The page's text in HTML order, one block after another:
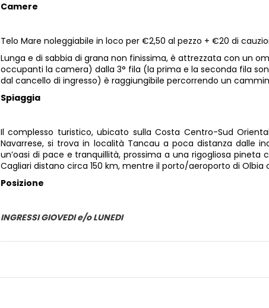
INGRESSI GIOVEDI e/o LUNEDI
Posizione
Il complesso turistico, ubicato sulla Costa Centro-Sud
Navarrese, si trova in località Tancau a poca distanza dalle
un’oasi di pace e tranquillità, prossima a una rigogliosa
Cagliari distano circa 150 km, mentre il porto/aeroporto di Olbia
Spiaggia
Lunga e di sabbia di grana non finissima, è attrezzata con un
occupanti la camera) dalla 3° fila (la prima e la seconda fila
dal cancello di ingresso) è raggiungibile percorrendo un
Telo Mare noleggiabile in loco per €2,50 al pezzo + €20 di
Camere